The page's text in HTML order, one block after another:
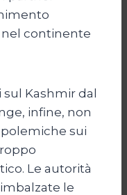
nel continente
Kashmir dal
infine, non
sui
Le autorità
le